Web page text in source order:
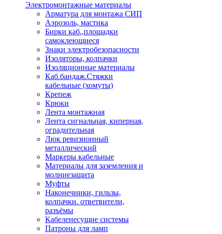
Электромонтажные материалы
Арматура для монтажа СИП
Аэрозоль, мастика
Бирки каб.,площадки
самоклеющиеся
Знаки электробезопасности
Изоляторы, колпачки
Изоляционные материалы
Каб.бандаж.Стяжки
кабельные (хомуты)
Крепеж
Крюки
Лента монтажная
Лента сигнальная, киперная,
оградительная
Люк ревизионный
металлический
Маркеры кабельные
Материалы для заземления и
молниезащита
Муфты
Наконечники, гильзы,
колпачки. ответвители,
разъёмы
Кабеленесущие системы
Патроны для ламп